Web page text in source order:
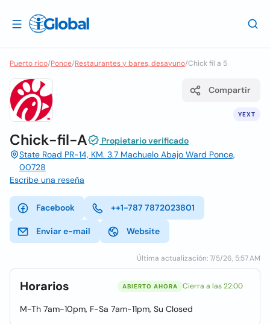
Puerto rico/Ponce/Restaurantes y bares, desayuno/Chick fil a 5
YEXT
Compartir
Chick-fil-A
Propietario verificado
State Road PR-14, KM. 3.7 Machuelo Abajo Ward Ponce,
00728
Escribe una reseña
Facebook ++1-787 7872023801
Enviar e-mail Website
Última actualización: 7/5/26, 5:57 AM
Horarios ABIERTO AHORA Cierra a las 22:00
M-Th 7am-10pm, F-Sa 7am-11pm, Su Closed